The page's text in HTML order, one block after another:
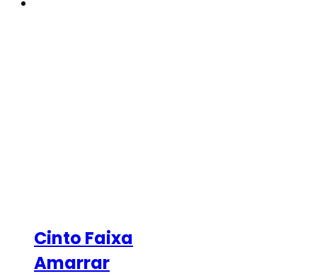
Cinto Faixa
Amarrar